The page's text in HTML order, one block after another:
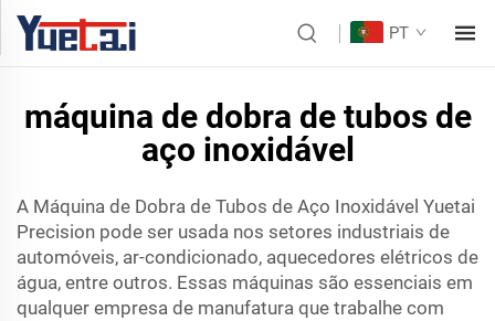
PT
máquina de dobra de tubos de
aço inoxidável
A Máquina de Dobra de Tubos de Aço Inoxidável Yuetai
Precision pode ser usada nos setores industriais de
automóveis, ar-condicionado, aquecedores elétricos de
água, entre outros. Essas máquinas são essenciais em
qualquer empresa de manufatura que trabalhe com